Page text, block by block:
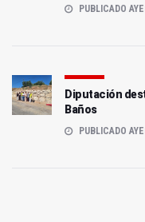
PUBLICADO
Diputación
Baños
PUBLICADO